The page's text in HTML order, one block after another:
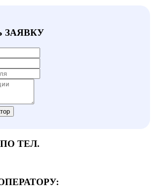
ЗАЯВКУ
ТЕЛ.